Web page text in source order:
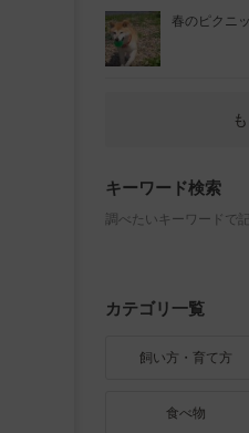
春のピクニ
キーワード検索
調べたいキーワードで
カテゴリ一覧
飼い方・育て方
食べ物